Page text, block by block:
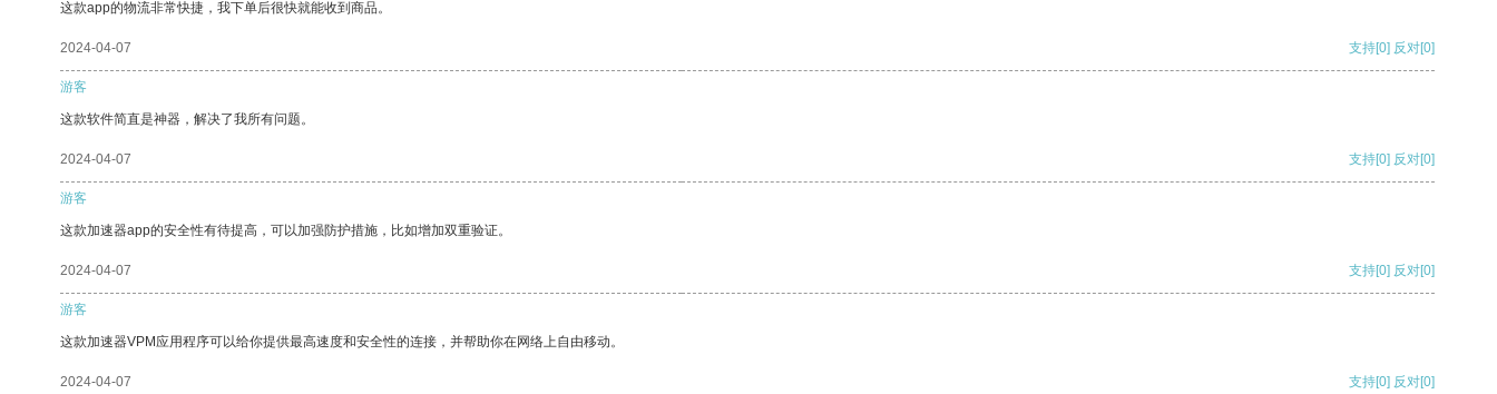
这款app的物流非常快捷，我下单后很快就能收到商品。
2024-04-07 支持[0] 反对[0]
游客
这款软件简直是神器，解决了我所有问题。
2024-04-07 支持[0] 反对[0]
游客
这款加速器app的安全性有待提高，可以加强防护措施，比如增加双重验证。
2024-04-07 支持[0] 反对[0]
游客
这款加速器VPM应用程序可以给你提供最高速度和安全性的连接，并帮助你在网络上自由移动。
2024-04-07 支持[0] 反对[0]